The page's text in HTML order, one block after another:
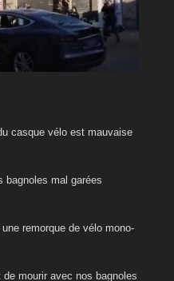
casque vélo est mauvaise
bagnoles mal garées
remorque de vélo mono-
de mourir avec nos bagnoles